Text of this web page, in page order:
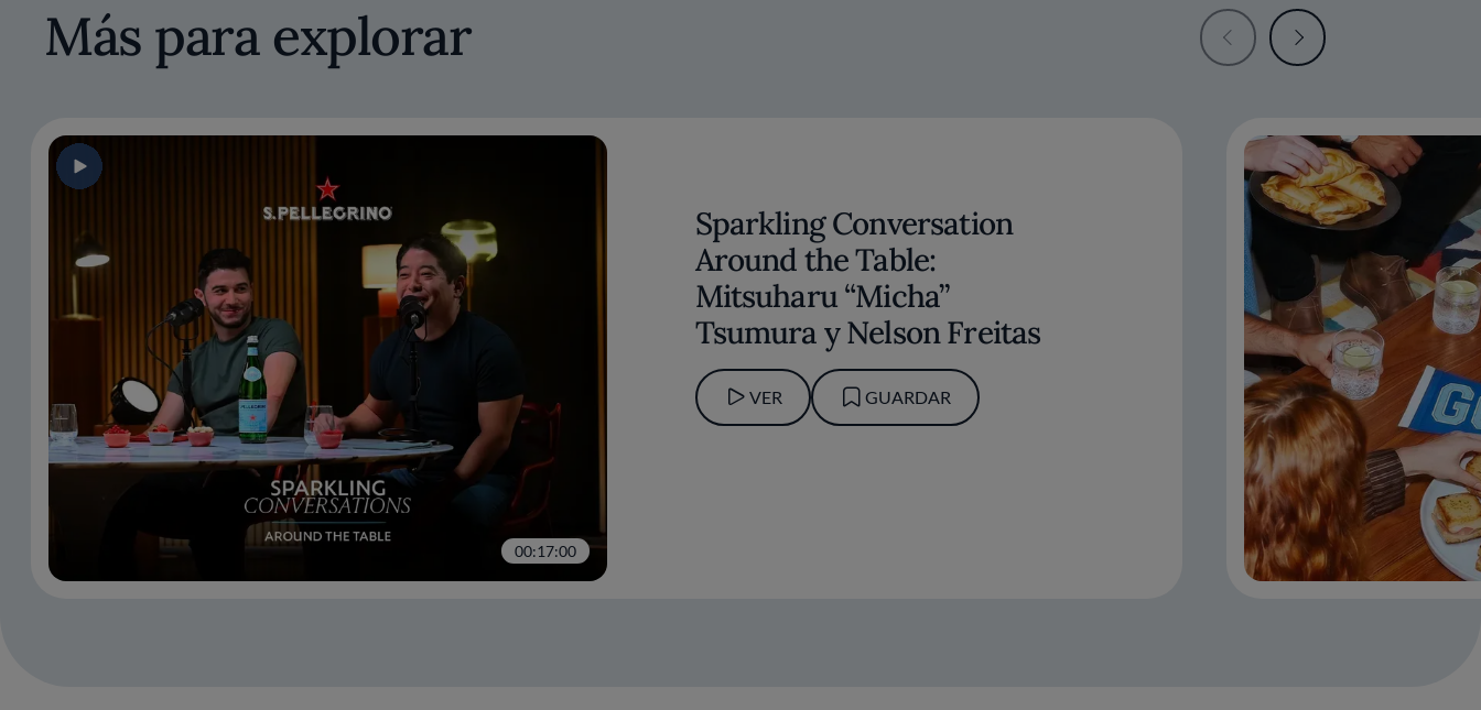
Más para explorar
00:17:00
Sparkling Conversation
Around the Table:
Mitsuharu “Micha”
Tsumura y Nelson Freitas
VER GUARDAR